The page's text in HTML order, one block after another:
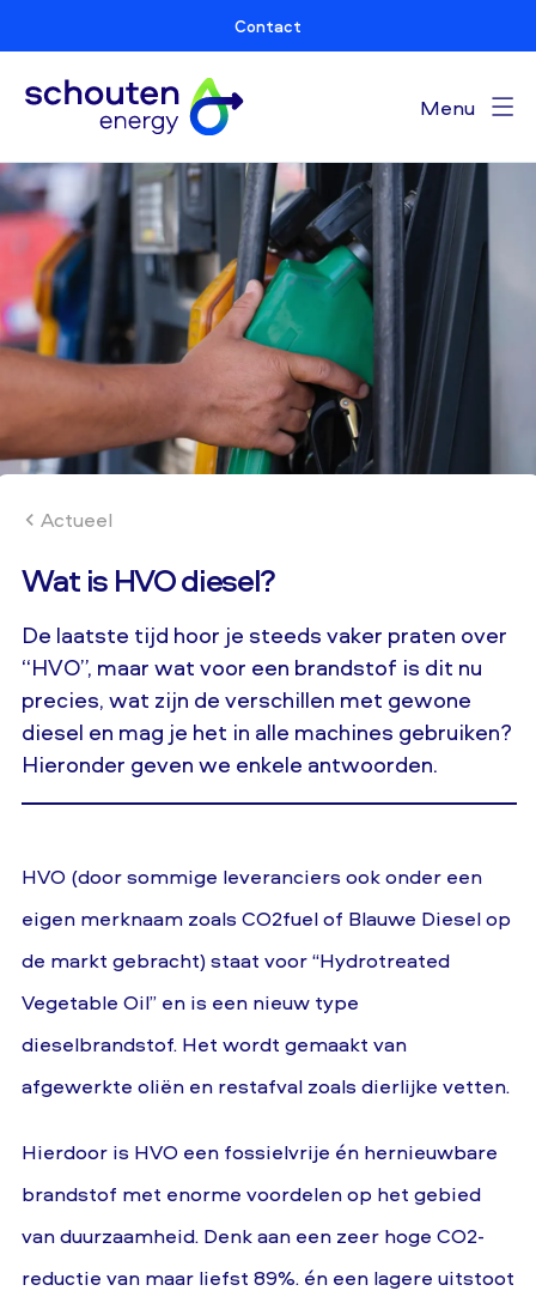
Contact
Menu
Actueel
Wat is HVO diesel?
De laatste tijd hoor je steeds vaker praten over
“HVO”, maar wat voor een brandstof is dit nu
precies, wat zijn de verschillen met gewone
diesel en mag je het in alle machines gebruiken?
Hieronder geven we enkele antwoorden.
HVO (door sommige leveranciers ook onder een
eigen merknaam zoals CO2fuel of Blauwe Diesel op
de markt gebracht) staat voor “Hydrotreated
Vegetable Oil” en is een nieuw type
dieselbrandstof. Het wordt gemaakt van
afgewerkte oliën en restafval zoals dierlijke vetten.
Hierdoor is HVO een fossielvrije én hernieuwbare
brandstof met enorme voordelen op het gebied
van duurzaamheid. Denk aan een zeer hoge CO2-
reductie van maar liefst 89%. én een lagere uitstoot